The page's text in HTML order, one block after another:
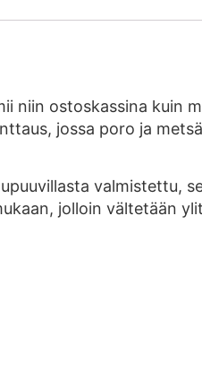
niin ostoskassina kuin
jossa poro ja
valmistettu,
jolloin vältetään